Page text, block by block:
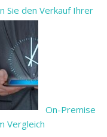
Sie den Verkauf Ihrer
On-Premise
Vergleich